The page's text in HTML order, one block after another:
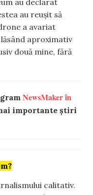
au reușit să
a avariat
aproximativ
două mine, fără
NewsMaker în
importante știri
calitativ.